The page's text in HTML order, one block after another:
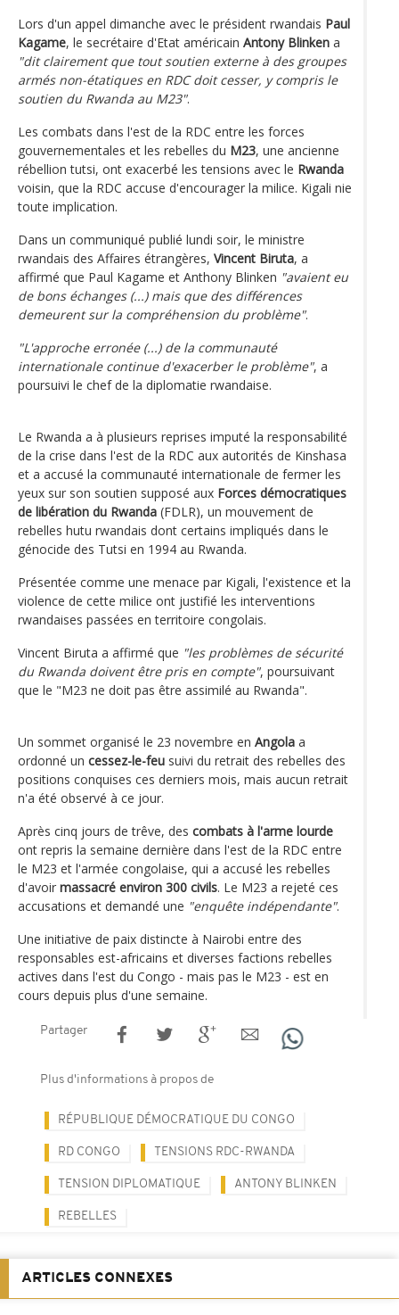
Lors d'un appel dimanche avec le président rwandais Paul
Kagame, le secrétaire d'Etat américain Antony Blinken a
"dit clairement que tout soutien externe à des groupes
armés non-étatiques en RDC doit cesser, y compris le
soutien du Rwanda au M23".
Les combats dans l'est de la RDC entre les forces
gouvernementales et les rebelles du M23, une ancienne
rébellion tutsi, ont exacerbé les tensions avec le Rwanda
voisin, que la RDC accuse d'encourager la milice. Kigali nie
toute implication.
Dans un communiqué publié lundi soir, le ministre
rwandais des Affaires étrangères, Vincent Biruta, a
affirmé que Paul Kagame et Anthony Blinken "avaient eu
de bons échanges (...) mais que des différences
demeurent sur la compréhension du problème".
"L'approche erronée (...) de la communauté
internationale continue d'exacerber le problème", a
poursuivi le chef de la diplomatie rwandaise.
Le Rwanda a à plusieurs reprises imputé la responsabilité
de la crise dans l'est de la RDC aux autorités de Kinshasa
et a accusé la communauté internationale de fermer les
yeux sur son soutien supposé aux Forces démocratiques
de libération du Rwanda (FDLR), un mouvement de
rebelles hutu rwandais dont certains impliqués dans le
génocide des Tutsi en 1994 au Rwanda.
Présentée comme une menace par Kigali, l'existence et la
violence de cette milice ont justifié les interventions
rwandaises passées en territoire congolais.
Vincent Biruta a affirmé que "les problèmes de sécurité
du Rwanda doivent être pris en compte", poursuivant
que le "M23 ne doit pas être assimilé au Rwanda".
Un sommet organisé le 23 novembre en Angola a
ordonné un cessez-le-feu suivi du retrait des rebelles des
positions conquises ces derniers mois, mais aucun retrait
n'a été observé à ce jour.
Après cinq jours de trêve, des combats à l'arme lourde
ont repris la semaine dernière dans l'est de la RDC entre
le M23 et l'armée congolaise, qui a accusé les rebelles
d'avoir massacré environ 300 civils. Le M23 a rejeté ces
accusations et demandé une "enquête indépendante".
Une initiative de paix distincte à Nairobi entre des
responsables est-africains et diverses factions rebelles
actives dans l'est du Congo - mais pas le M23 - est en
cours depuis plus d'une semaine.
Partager
Plus d'informations à propos de
RÉPUBLIQUE DÉMOCRATIQUE DU CONGO
RD CONGO TENSIONS RDC-RWANDA
TENSION DIPLOMATIQUE ANTONY BLINKEN
REBELLES
ARTICLES CONNEXES